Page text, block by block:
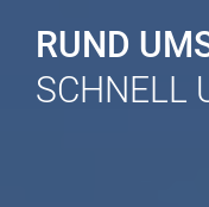
RUND
SCHNELL